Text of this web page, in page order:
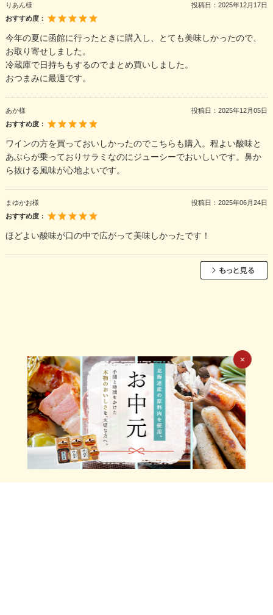
りあん様 投稿日： 2025年12月17日
おすすめ度：
今年の夏に函館に行ったときに購入し、とても美味しかったので、
お取り寄せしました。
冷蔵庫で日持ちもするのでまとめ買いしました。
おつまみに最適です。
あか様 投稿日： 2025年12月05日
おすすめ度：
ワインの方を買っておいしかったのでこちらも購入。程よい酸味と
あぶらが乗っておりサラミなのにジューシーでおいしいです。鼻か
ら抜ける風味が心地よいです。
まゆかお様 投稿日： 2025年06月24日
おすすめ度：
ほどよい酸味が口の中で広がって美味しかったです！
×